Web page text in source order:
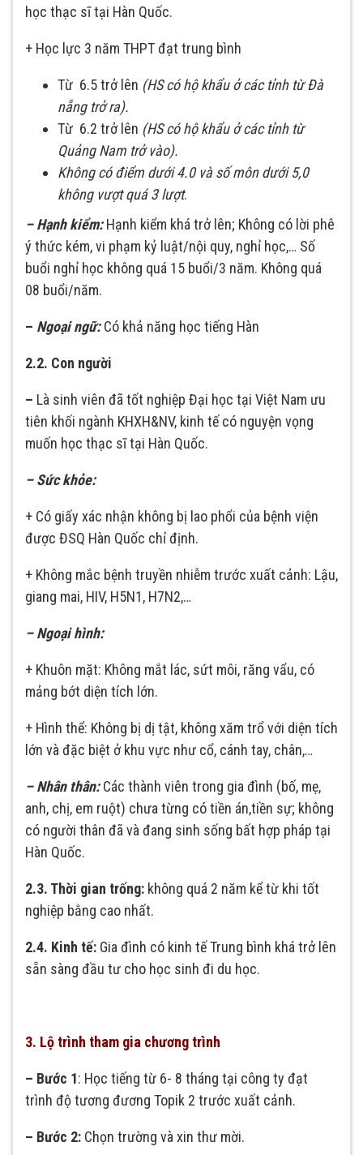
học thạc sĩ tại Hàn Quốc.
+ Học lực 3 năm THPT đạt trung bình
Từ 6.5 trở lên (HS có hộ khẩu ở các tỉnh từ Đà
nẵng trở ra).
Từ 6.2 trở lên (HS có hộ khẩu ở các tỉnh từ
Quảng Nam trở vào).
Không có điểm dưới 4.0 và số môn dưới 5,0
không vượt quá 3 lượt.
– Hạnh kiểm:Hạnh kiểm khá trở lên; Không có lời phê
ý thức kém, vi phạm kỷ luật/nội quy, nghỉ học,… Số
buổi nghỉ học không quá 15 buổi/3 năm. Không quá
08 buổi/năm.
– Ngoại ngữ:Có khả năng học tiếng Hàn
2.2. Con người
– Là sinh viên đã tốt nghiệp Đại học tại Việt Nam ưu
tiên khối ngành KHXH&NV, kinh tế có nguyện vọng
muốn học thạc sĩ tại Hàn Quốc.
– Sức khỏe:
+ Có giấy xác nhận không bị lao phổi của bệnh viện
được ĐSQ Hàn Quốc chỉ định.
+ Không mắc bệnh truyền nhiễm trước xuất cảnh: Lậu,
giang mai, HIV, H5N1, H7N2,…
– Ngoại hình:
+ Khuôn mặt: Không mắt lác, sứt môi, răng vẩu, có
mảng bớt diện tích lớn.
+ Hình thể: Không bị dị tật, không xăm trổ với diện tích
lớn và đặc biệt ở khu vực như cổ, cánh tay, chân,…
– Nhân thân:Các thành viên trong gia đình (bố, mẹ,
anh, chị, em ruột) chưa từng có tiền án,tiền sự; không
có người thân đã và đang sinh sống bất hợp pháp tại
Hàn Quốc.
2.3. Thời gian trống: không quá 2 năm kể từ khi tốt
nghiệp bằng cao nhất.
2.4. Kinh tế: Gia đình có kinh tế Trung bình khá trở lên
sẵn sàng đầu tư cho học sinh đi du học.
3. Lộ trình tham gia chương trình
– Bước 1: Học tiếng từ 6- 8 tháng tại công ty đạt
trình độ tương đương Topik 2 trước xuất cảnh.
– Bước 2: Chọn trường và xin thư mời.